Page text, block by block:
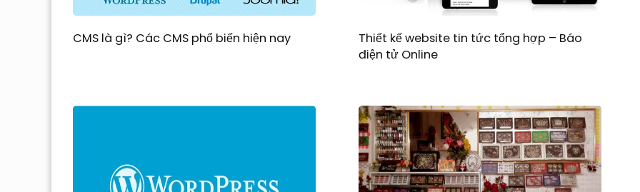
CMS là gì? Các CMS phổ biến hiện nay
Thiết kế website tin tức tổng hợp – Báo
điện tử Online